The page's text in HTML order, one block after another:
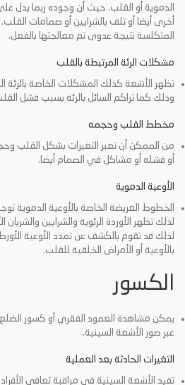
الدموية أو القلب. حيث أن وجوده ربما يدل
أخرى أيضا أو تلف بالشرايين أو صمامات
المتكلسة نتيجة عدوى تم معالجتها بالفعل.
مشكلات الرئة المرتبطة بالقلب
تظهر الأشعة كذلك المشكلات الخاصة بالرئة
وذلك كما تراكم السائل بالرئة بسبب فشل
مخطط القلب وحجمه
من الممكن أن تعبر التغيرات بشكل القلب
أو فشله أو مشاكل في الصمام أيضا.
الأوعية الدموية
الخطوط العريضة الخاصة بالأوعية الدموية
لذلك تظهر الأوردة الرئوية والشرايين
لذلك قد تقوم بالكشف عن تمدد الأوعية
بالأوعية أو الأمراض الخلقية للقلب.
الكسور
يمكن مشاهدة العمود الفقري أو كسور
عبر صور الأشعة السينية.
التغيرات الحادثة بعد العملية
تفيد الأشعة السينية في مراقبة تعافي